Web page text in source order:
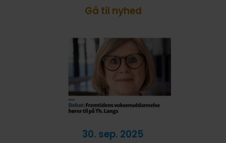
Gå til nyhed
30. sep. 2025